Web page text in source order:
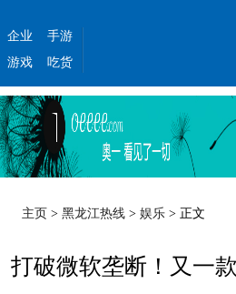
企业
手游
游戏
吃货
主页 >黑龙江热线 >娱乐 > 正文
打破微软垄断！又一